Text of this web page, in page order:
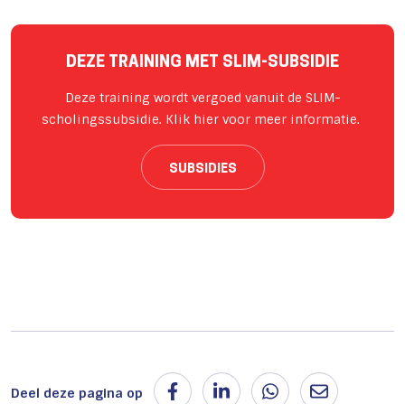
DEZE TRAINING MET SLIM-SUBSIDIE
Deze training wordt vergoed vanuit de SLIM-
scholingssubsidie. Klik hier voor meer informatie.
SUBSIDIES
Deel deze pagina op